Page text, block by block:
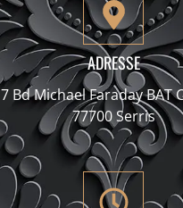
ADRESSE
7 Bd Michael Faraday BAT
77700 Serris